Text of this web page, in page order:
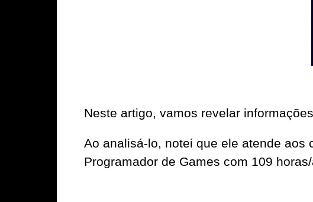
Neste artigo, vamos revelar
Ao analisá-lo, notei que ele atende
Programador de Games com 109